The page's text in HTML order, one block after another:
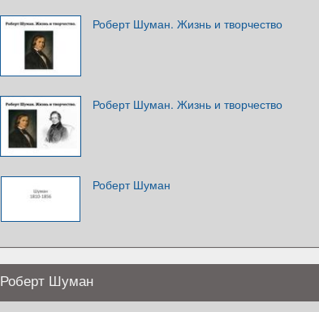
Роберт Шуман. Жизнь и творчество
Роберт Шуман. Жизнь и творчество
Роберт Шуман
Роберт Шуман